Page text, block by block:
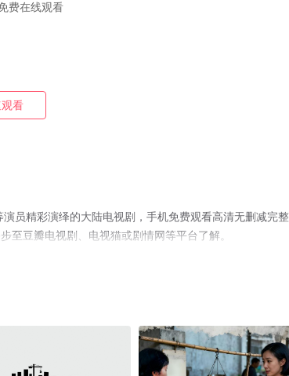
费在线观看
看
员精彩演绎的大陆电视剧，手机免费观看高清无删减完整
至豆瓣电视剧、电视猫或剧情网等平台了解。